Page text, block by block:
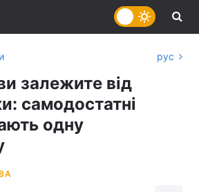
рус
залежите від
самодостатні
одну